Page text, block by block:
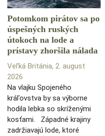
Potomkom pirátov sa po
úspešných ruských
útokoch na lode a
prístavy zhoršila nálada
Veľká Británia, 2. august
2026
Na vlajku Spojeného
kráľovstva by sa výborne
hodila lebka so skríženými
kosťami. Západné krajiny
zadržiavajú lode, ktoré